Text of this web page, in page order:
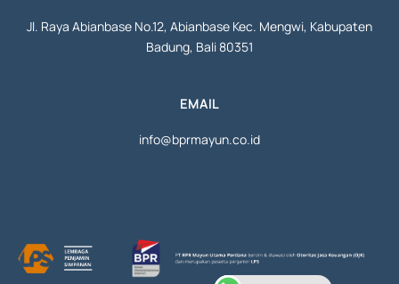
Jl. Raya Abianbase No.12, Abianbase Kec. Mengwi, Kabupaten
Badung, Bali 80351
EMAIL
info@bprmayun.co.id